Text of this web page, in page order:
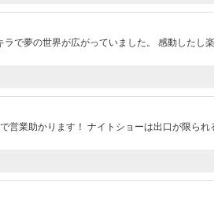
で夢の世界が広がっていました。 感動したし
営業助かります！ ナイトショーは出口が限ら